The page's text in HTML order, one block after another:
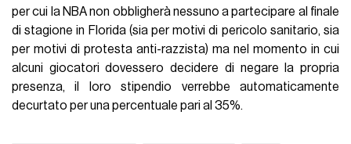
per cui la NBA non obbligherà nessuno a partecipare al finale
di stagione in Florida (sia per motivi di pericolo sanitario, sia
per motivi di protesta anti-razzista) ma nel momento in cui
alcuni giocatori dovessero decidere di negare la propria
presenza, il loro stipendio verrebbe automaticamente
decurtato per una percentuale pari al 35%.